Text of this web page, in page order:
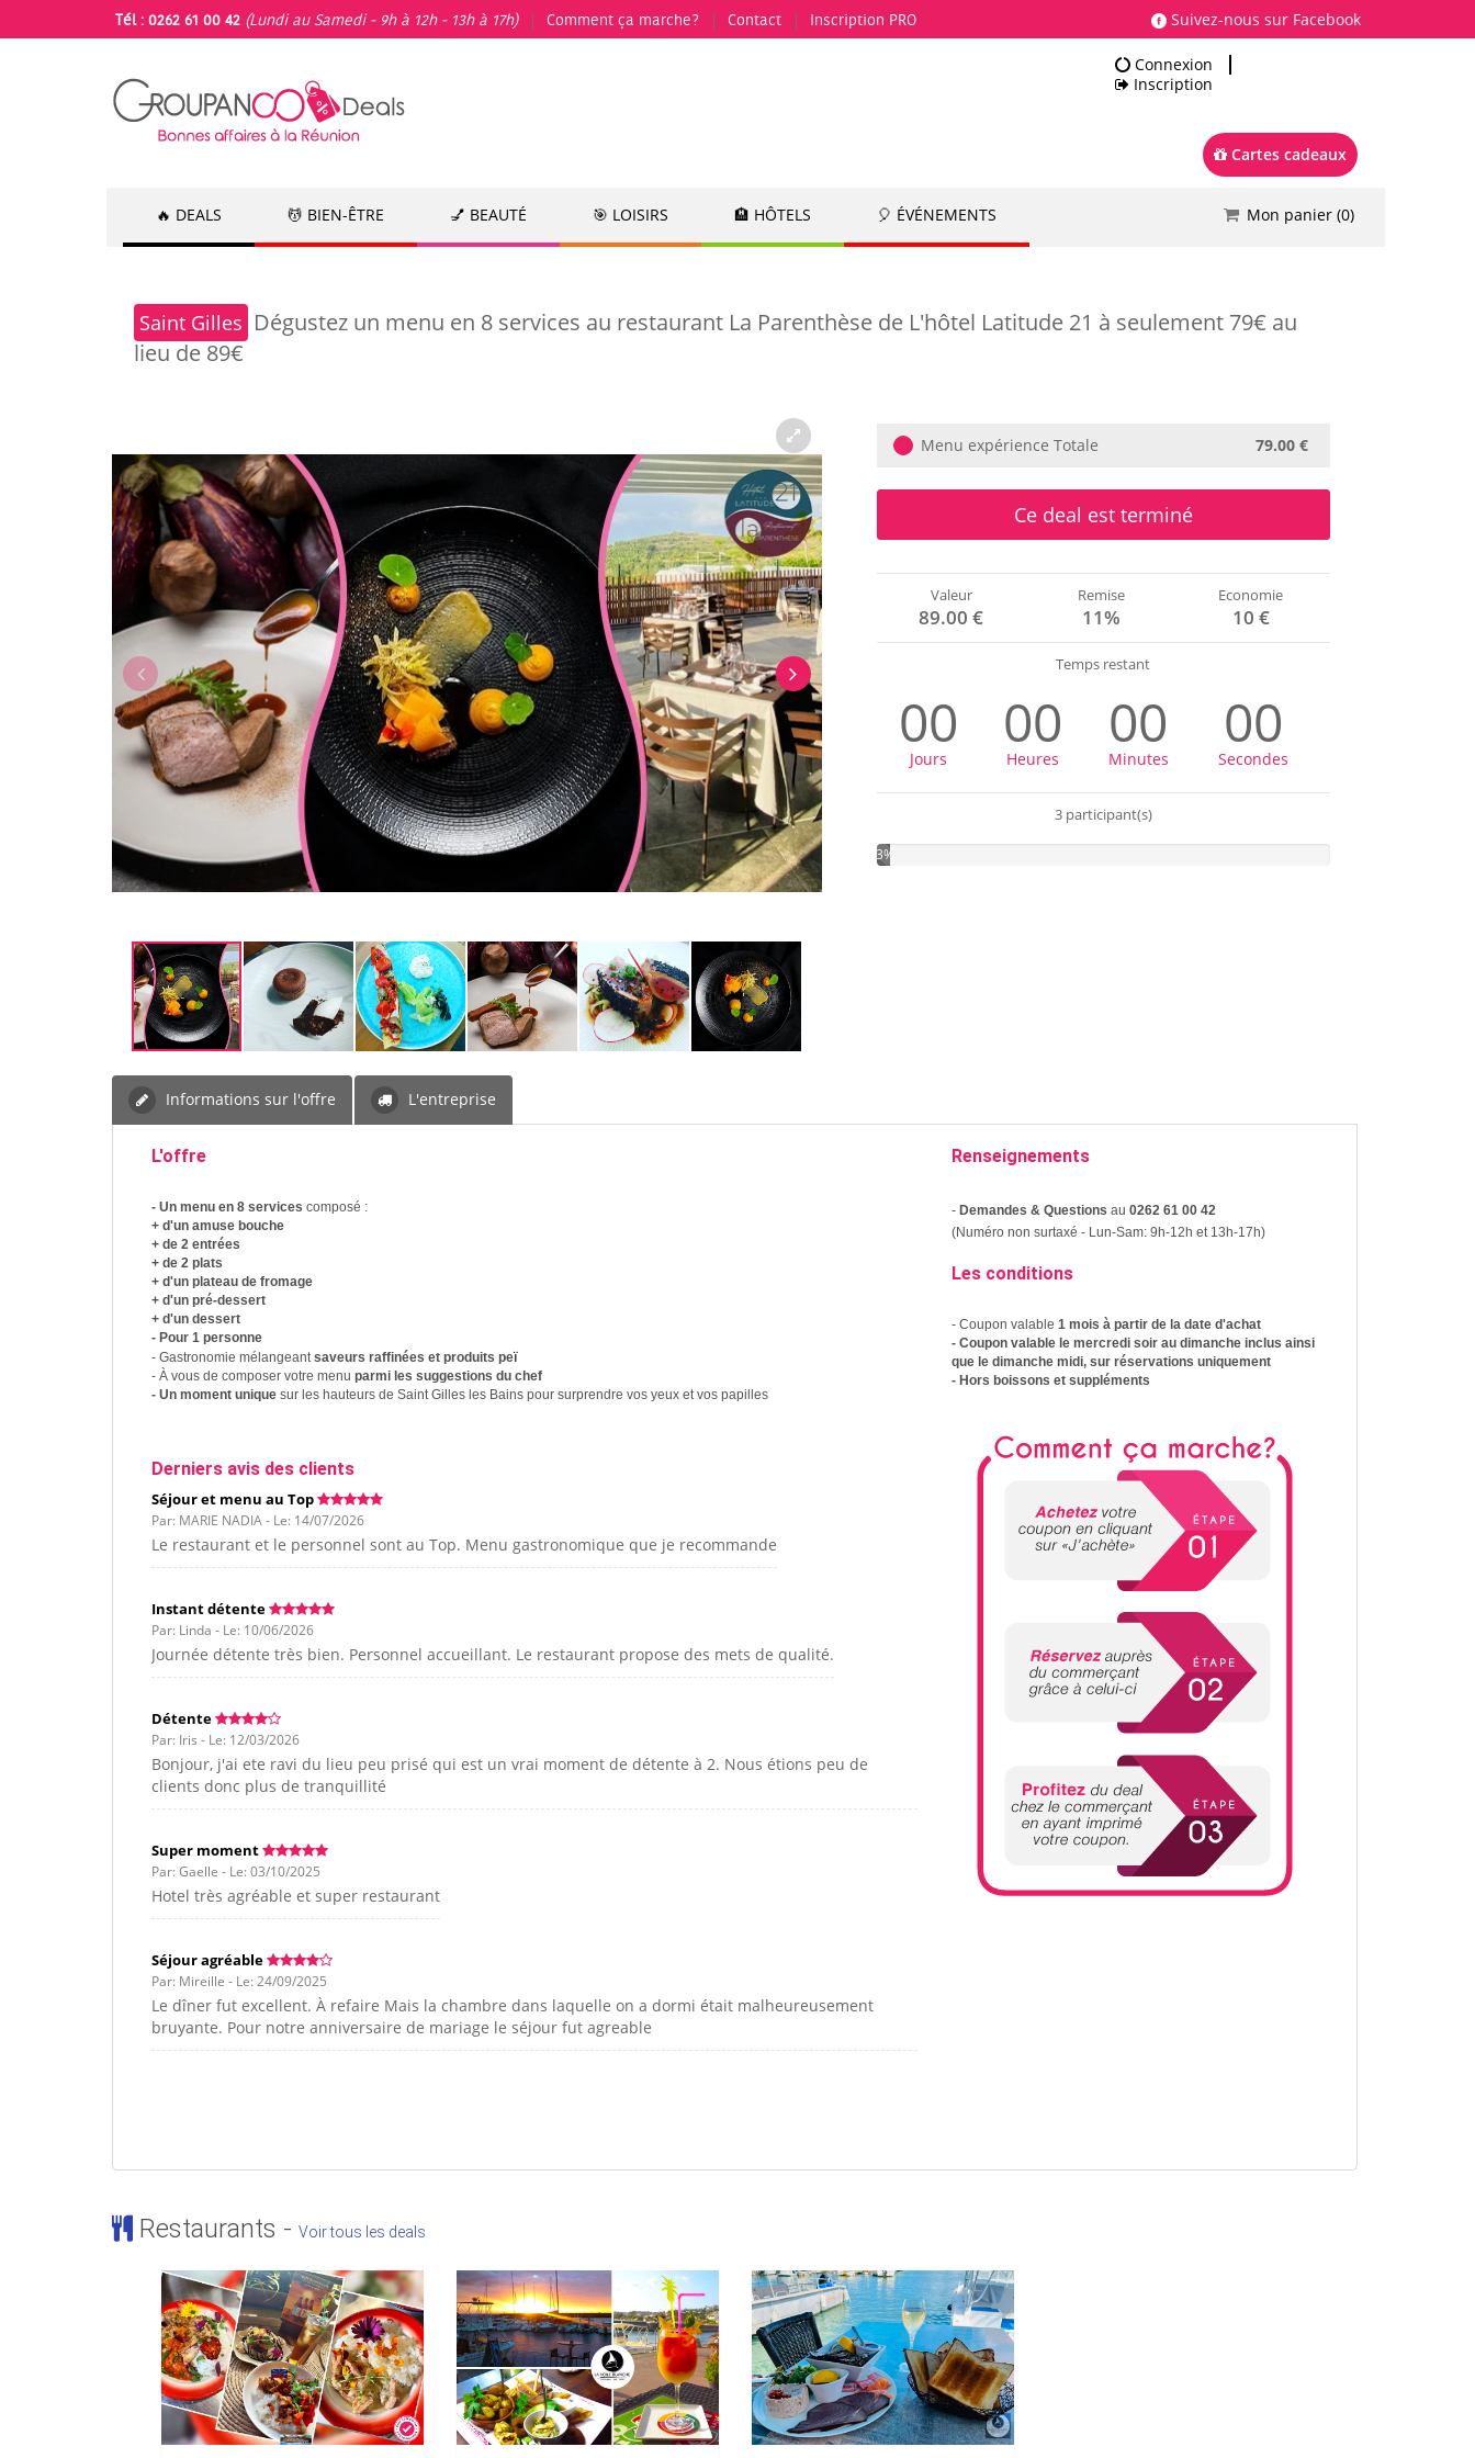
Suivez-nous sur Facebook
Tél : 0262 61 00 42 (Lundi au Samedi - 9h à 12h - 13h à 17h) Comment ça marche? Contact Inscription PRO
Connexion
Inscription
Cartes cadeaux
🔥 DEALS 💆 BIEN-ÊTRE 💅 BEAUTÉ 🎯 LOISIRS 🏨 HÔTELS 🎈 ÉVÉNEMENTS Mon panier (0)
Commander
Saint Gilles Dégustez un menu en 8 services au restaurant La Parenthèse de L'hôtel Latitude 21 à seulement 79€ au
lieu de 89€
Menu expérience Totale 79.00 €
Ce deal est terminé
Valeur
89.00 €
Remise
11%
Economie
10 €
Temps restant
00
Jours
00
Heures
00
Minutes
00
Secondes
3 participant(s)
3%
Informations sur l'offre L'entreprise
L'offre
- Un menu en 8 services composé :
+ d'un amuse bouche
+ de 2 entrées
+ de 2 plats
+ d'un plateau de fromage
+ d'un pré-dessert
+ d'un dessert
- Pour 1 personne
- Gastronomie mélangeantsaveurs raffinées et produits peï
- À vous de composer votre menu parmi les suggestions du chef
- Un moment unique sur les hauteurs de Saint Gilles les Bains pour surprendre vos yeux et vos papilles
Derniers avis des clients
Séjour et menu au Top
Par: MARIE NADIA - Le: 14/07/2026
Le restaurant et le personnel sont au Top. Menu gastronomique que je recommande
Instant détente
Par: Linda - Le: 10/06/2026
Journée détente très bien. Personnel accueillant. Le restaurant propose des mets de qualité.
Détente
Par: Iris - Le: 12/03/2026
Bonjour, j'ai ete ravi du lieu peu prisé qui est un vrai moment de détente à 2. Nous étions peu de
clients donc plus de tranquillité
Super moment
Par: Gaelle - Le: 03/10/2025
Hotel très agréable et super restaurant
Séjour agréable
Par: Mireille - Le: 24/09/2025
Le dîner fut excellent. À refaire Mais la chambre dans laquelle on a dormi était malheureusement
bruyante. Pour notre anniversaire de mariage le séjour fut agreable
Renseignements
-Demandes & Questions au 0262 61 00 42
(Numéro non surtaxé - Lun-Sam: 9h-12h et 13h-17h)
Les conditions
- Coupon valable 1 mois à partir de la date d'achat
- Coupon valable le mercredi soir au dimanche inclus ainsi
que le dimanche midi, sur réservations uniquement
- Hors boissons et suppléments
Restaurants - Voir tous les deals